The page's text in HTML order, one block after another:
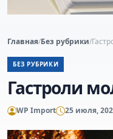
Главная/Без рубрики/
БЕЗ РУБРИКИ
Гастроли
WP Import 25 июля,